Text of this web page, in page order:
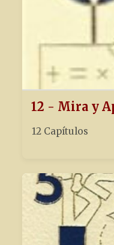
12 - Mira y
12 Capítulos